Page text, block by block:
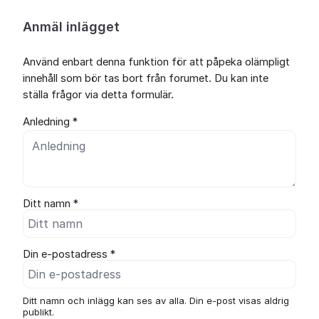
Anmäl inlägget
Använd enbart denna funktion för att påpeka olämpligt
innehåll som bör tas bort från forumet. Du kan inte
ställa frågor via detta formulär.
Anledning *
Ditt namn *
Din e-postadress *
Ditt namn och inlägg kan ses av alla. Din e-post visas aldrig
publikt.